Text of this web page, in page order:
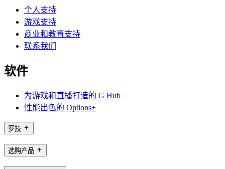
个人支持
游戏支持
商业和教育支持
联系我们
软件
为游戏和直播打造的 G Hub
性能出色的 Options+
罗技
选购产品